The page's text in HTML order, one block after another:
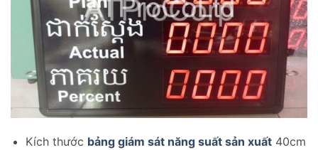
Kích thước bảng giám sát năng suất sản xuất40cm